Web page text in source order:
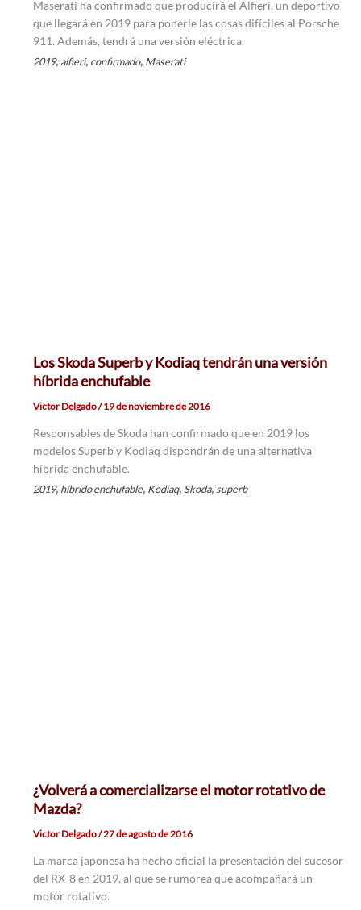
Maserati ha confirmado que producirá el Alfieri, un deportivo
que llegará en 2019 para ponerle las cosas difíciles al Porsche
911. Además, tendrá una versión eléctrica.
2019, alfieri, confirmado, Maserati
Los Skoda Superb y Kodiaq tendrán una versión
híbrida enchufable
Victor Delgado/19 de noviembre de 2016
Responsables de Skoda han confirmado que en 2019 los
modelos Superb y Kodiaq dispondrán de una alternativa
híbrida enchufable.
2019, híbrido enchufable, Kodiaq, Skoda, superb
¿Volverá a comercializarse el motor rotativo de
Mazda?
Victor Delgado/27 de agosto de 2016
La marca japonesa ha hecho oficial la presentación del sucesor
del RX-8 en 2019, al que se rumorea que acompañará un
motor rotativo.